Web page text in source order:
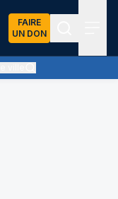
FAIRE
UN DON
nuages d'altitude,